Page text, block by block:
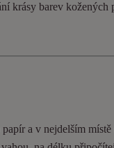
krásy barev
a v nejdelším